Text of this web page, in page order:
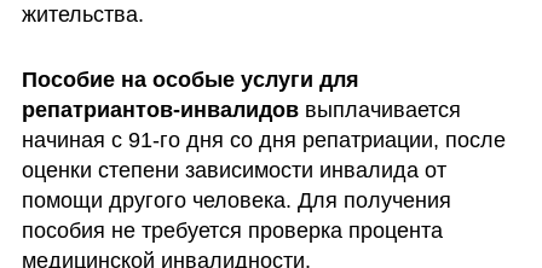
жительства.
Пособие на особые услуги для
репатриантов-инвалидов выплачивается
начиная с 91-го дня со дня репатриации, после
оценки степени зависимости инвалида от
помощи другого человека. Для получения
пособия не требуется проверка процента
медицинской инвалидности.